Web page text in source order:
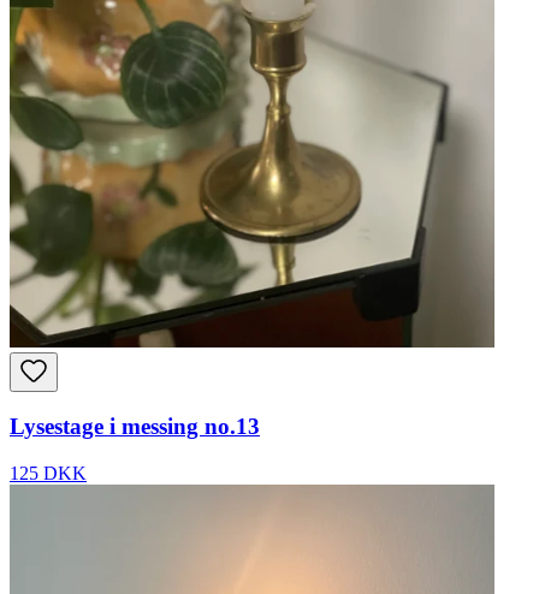
Lysestage i messing no.13
125 DKK